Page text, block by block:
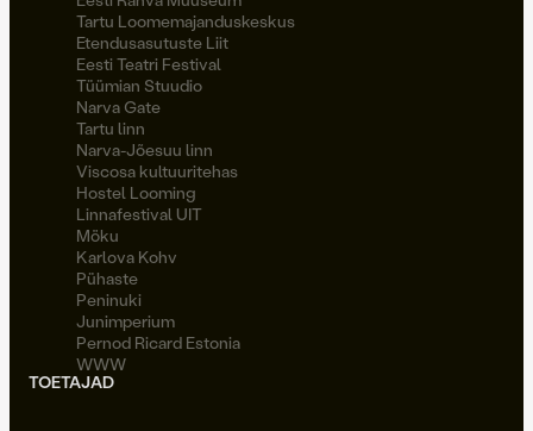
Tartu Loomemajanduskeskus
Etendusasutuste Liit
Eesti Teatri Festival
Tüümian Stuudio
Narva Gate
Tartu linn
Narva-Jõesuu linn
Viscosa kultuuritehas
Hostel Looming
Linnafestival UIT
Möku
Karlova Kohv
Pühaste
Peninuki
Junimperium
Pernod Ricard Estonia
WWW
TOETAJAD